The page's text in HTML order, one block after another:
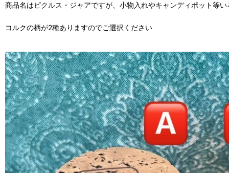
商品名はピクルス・ジャアですが、小物入れやキャンディポット等い
コルクの柄が2種ありますのでご選択ください